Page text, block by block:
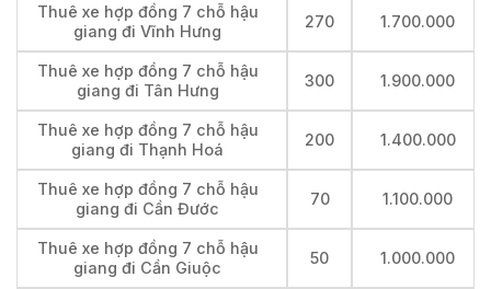
Thuê xe hợp đồng 7 chỗ hậu
giang đi Vĩnh Hưng
270 1.700.000
Thuê xe hợp đồng 7 chỗ hậu
giang đi Tân Hưng
300 1.900.000
Thuê xe hợp đồng 7 chỗ hậu
giang đi Thạnh Hoá
200 1.400.000
Thuê xe hợp đồng 7 chỗ hậu
giang đi Cần Đước
70 1.100.000
Thuê xe hợp đồng 7 chỗ hậu
giang đi Cần Giuộc
50 1.000.000